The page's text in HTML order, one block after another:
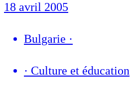
18 avril 2005
Bulgarie ·
· Culture et éducation